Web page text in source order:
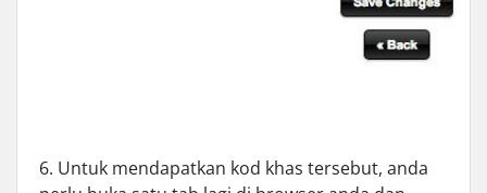
6. Untuk mendapatkan kod khas tersebut, anda